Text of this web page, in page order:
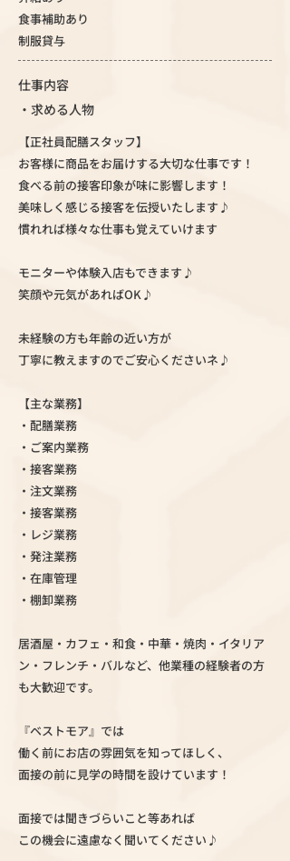
食事補助あり
制服貸与
仕事内容
・求める人物
【正社員配膳スタッフ】
お客様に商品をお届けする大切な仕事です！
食べる前の接客印象が味に影響します！
美味しく感じる接客を伝授いたします♪
慣れれば様々な仕事も覚えていけます
モニターや体験入店もできます♪
笑顔や元気があればOK♪
未経験の方も年齢の近い方が
丁寧に教えますのでご安心くださいネ♪
【主な業務】
・配膳業務
・ご案内業務
・接客業務
・注文業務
・接客業務
・レジ業務
・発注業務
・在庫管理
・棚卸業務
居酒屋・カフェ・和食・中華・焼肉・イタリア
ン・フレンチ・バルなど、他業種の経験者の方
も大歓迎です。
『ベストモア』では
働く前にお店の雰囲気を知ってほしく、
面接の前に見学の時間を設けています！
面接では聞きづらいこと等あれば
この機会に遠慮なく聞いてください♪